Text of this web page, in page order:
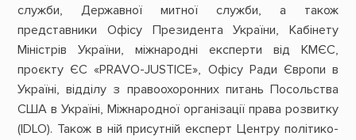
служби, Державної митної служби, а також
представники Офісу Президента України, Кабінету
Міністрів України, міжнародні експерти від КМЄС,
проєкту ЄС «PRAVO-JUSTICE», Офісу Ради Європи в
Україні, відділу з правоохоронних питань Посольства
США в Україні, Міжнародної організації права розвитку
(IDLO). Також в ній присутній експерт Центру політико-